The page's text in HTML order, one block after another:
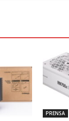
PRENSA